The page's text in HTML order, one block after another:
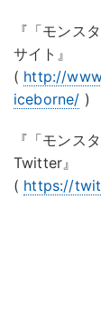
『「モンス
サイト』
( http://
iceborne/ )
『「モンス
Twitter』
( https://